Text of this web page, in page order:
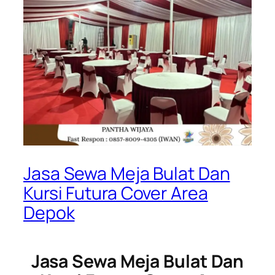
Jasa Sewa Meja Bulat Dan
Kursi Futura Cover Area
Depok
Jasa Sewa Meja Bulat Dan